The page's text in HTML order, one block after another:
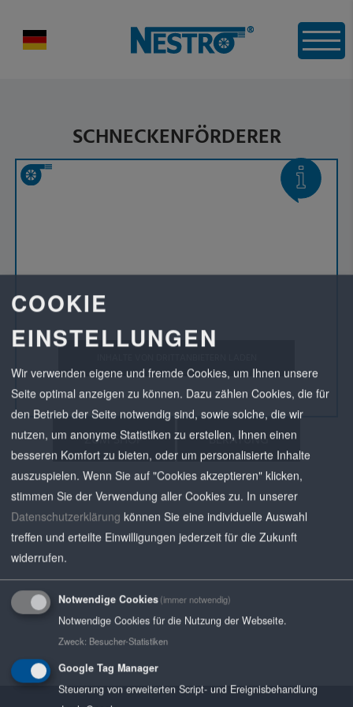
SCHNECKENFÖRDERER
ZUM SHOP BERATUNG
COOKIE
EINSTELLUNGEN
Wir verwenden eigene und fremde Cookies, um Ihnen unsere
Seite optimal anzeigen zu können. Dazu zählen Cookies, die für
den Betrieb der Seite notwendig sind, sowie solche, die wir
nutzen, um anonyme Statistiken zu erstellen, Ihnen einen
besseren Komfort zu bieten, oder um personalisierte Inhalte
auszuspielen. Wenn Sie auf "Cookies akzeptieren" klicken,
stimmen Sie der Verwendung aller Cookies zu. In unserer
Datenschutzerklärung können Sie eine individuelle Auswahl
treffen und erteilte Einwilligungen jederzeit für die Zukunft
widerrufen.
Notwendige Cookies(immer notwendig)
Notwendige Cookies für die Nutzung der Webseite.
Zweck: Besucher-Statistiken
Google Tag Manager
Steuerung von erweiterten Script- und Ereignisbehandlung